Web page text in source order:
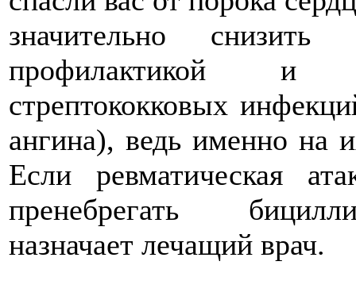
значительно
профилактикой и
стрептококковых
ангина), ведь именно на
Если ревматическая
пренебрегать
назначает лечащий врач.